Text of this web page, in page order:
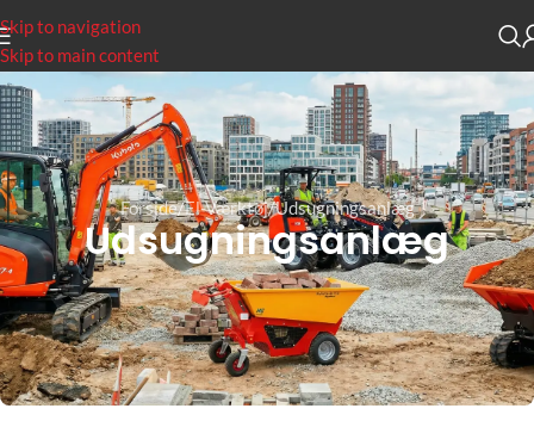
Skip to navigation
Skip to main content
Forside El-Værktøj Udsugningsanlæg
Udsugningsanlæg